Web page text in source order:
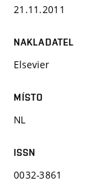
21.11.2011
NAKLADATEL
Elsevier
MÍSTO
NL
ISSN
0032-3861